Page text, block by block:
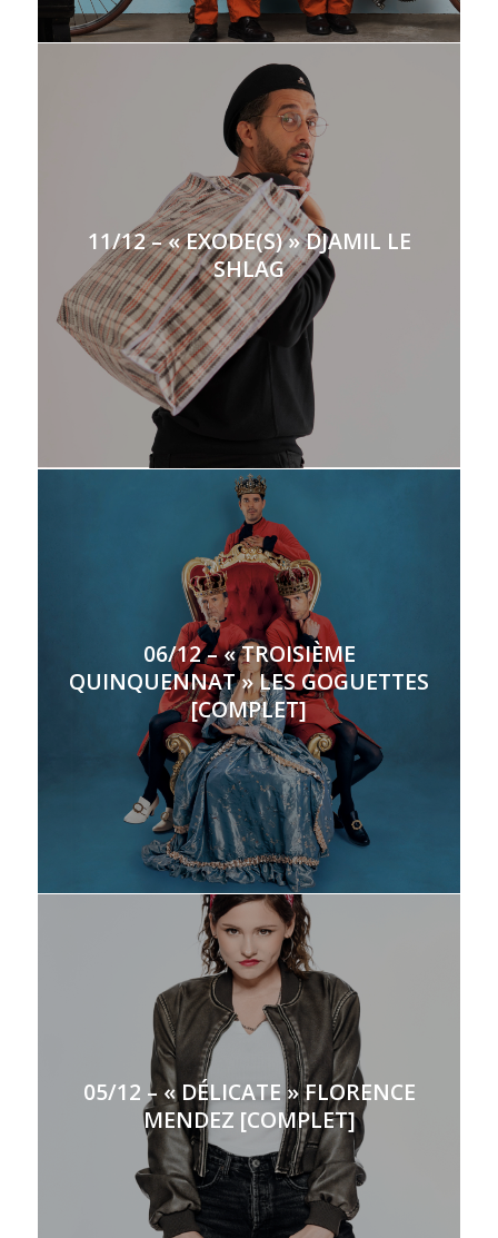
11/12 – « EXODE(S) » DJAMIL LE
SHLAG
06/12 – « TROISIÈME
QUINQUENNAT » LES GOGUETTES
[COMPLET]
05/12 – « DÉLICATE » FLORENCE
MENDEZ [COMPLET]